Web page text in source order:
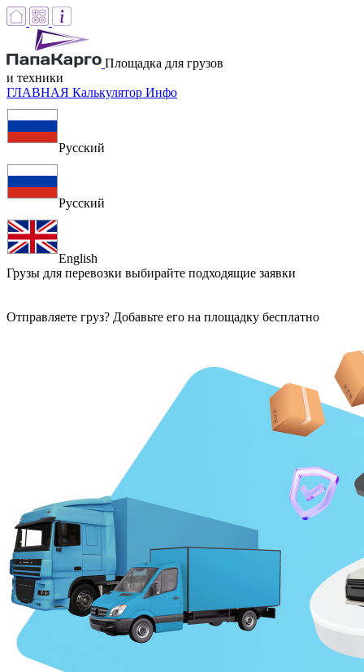
Площадка для грузов
и техники
ГЛАВНАЯ Калькулятор Инфо
Русский
Русский
English
Грузы для перевозки выбирайте подходящие заявки
Отправляете груз? Добавьте его на площадку бесплатно